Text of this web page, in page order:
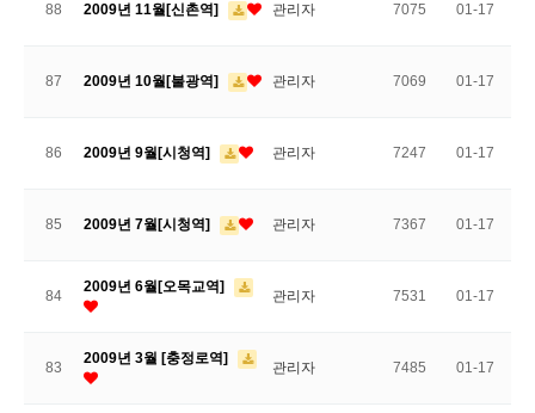
88 2009년 11월[신촌역] 관리자 7075 01-17
87 2009년 10월[불광역] 관리자 7069 01-17
86 2009년 9월[시청역] 관리자 7247 01-17
85 2009년 7월[시청역] 관리자 7367 01-17
84
2009년 6월[오목교역]
관리자 7531 01-17
83
2009년 3월 [충정로역]
관리자 7485 01-17